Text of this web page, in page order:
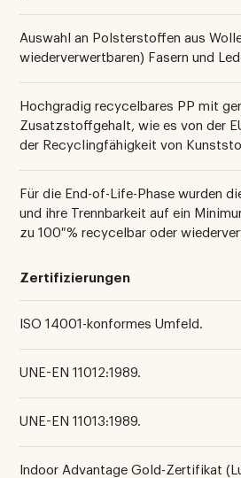
Auswahl an Polsterstoffen aus
wiederverwertbaren) Fasern und
Hochgradig recycelbares PP mit
Zusatzstoffgehalt, wie es von der
der Recyclingfähigkeit von
Für die End-of-Life-Phase wurden
und ihre Trennbarkeit auf ein
zu 100 % recycelbar oder
Zertifizierungen
ISO 14001-konformes Umfeld.
UNE-EN 11012:1989.
UNE-EN 11013:1989.
Indoor Advantage Gold-Zertifikat